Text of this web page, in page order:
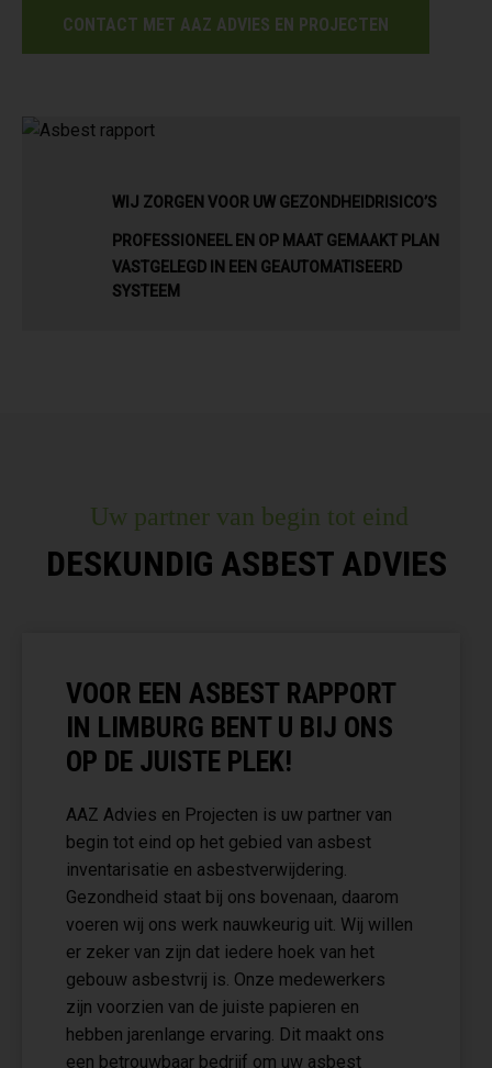
CONTACT MET AAZ ADVIES EN PROJECTEN
WIJ ZORGEN VOOR UW GEZONDHEIDRISICO’S
PROFESSIONEEL EN OP MAAT GEMAAKT PLAN
VASTGELEGD IN EEN GEAUTOMATISEERD
SYSTEEM
Uw partner van begin tot eind
DESKUNDIG ASBEST ADVIES
VOOR EEN ASBEST RAPPORT
IN LIMBURG BENT U BIJ ONS
OP DE JUISTE PLEK!
AAZ Advies en Projecten is uw partner van
begin tot eind op het gebied van asbest
inventarisatie en asbestverwijdering.
Gezondheid staat bij ons bovenaan, daarom
voeren wij ons werk nauwkeurig uit. Wij willen
er zeker van zijn dat iedere hoek van het
gebouw asbestvrij is. Onze medewerkers
zijn voorzien van de juiste papieren en
hebben jarenlange ervaring. Dit maakt ons
een betrouwbaar bedrijf om uw asbest